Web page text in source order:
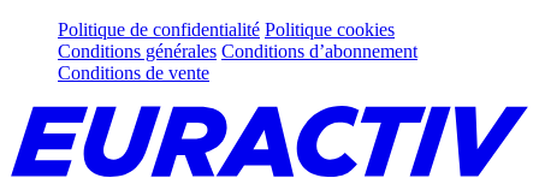
Politique de confidentialité Politique cookies
Conditions générales Conditions d’abonnement
Conditions de vente